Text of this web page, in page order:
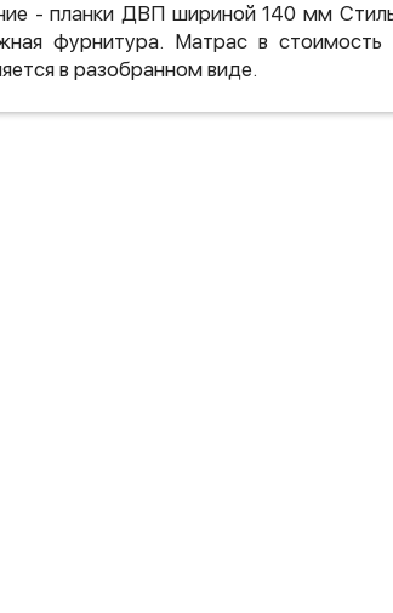
- планки ДВП шириной 140 мм
фурнитура. Матрас в стоимость
в разобранном виде.